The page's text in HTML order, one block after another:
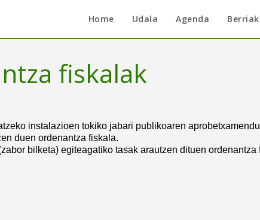
Home Udala Agenda Berriak
fiskalak
instalazioen tokiko jabari publikoaren
duen ordenantza fiskala.
bilketa) egiteagatiko tasak arautzen dituen ordenantza